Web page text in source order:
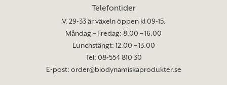
Telefontider
V. 29-33 är växeln öppen kl 09-15.
Måndag – Fredag: 8.00 – 16.00
Lunchstängt: 12.00 – 13.00
Tel: 08-554 810 30
E-post: order@biodynamiskaprodukter.se